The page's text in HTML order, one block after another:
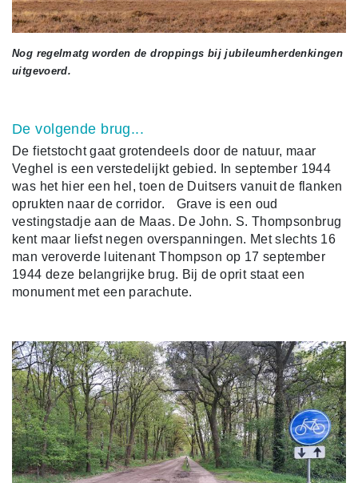
Nog regelmatg worden de droppings bij jubileumherdenkingen
uitgevoerd.
De volgende brug...
De fietstocht gaat grotendeels door de natuur, maar
Veghel is een verstedelijkt gebied. In september 1944
was het hier een hel, toen de Duitsers vanuit de flanken
oprukten naar de corridor. Grave is een oud
vestingstadje aan de Maas. De John. S. Thompsonbrug
kent maar liefst negen overspanningen. Met slechts 16
man veroverde luitenant Thompson op 17 september
1944 deze belangrijke brug. Bij de oprit staat een
monument met een parachute.